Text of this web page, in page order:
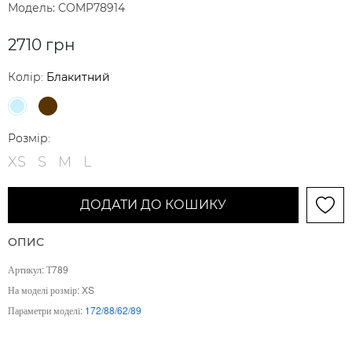
Модель: COMP78914
2710 грн
Колір: Блакитний
Розмір:
XS S M L
ДОДАТИ ДО КОШИКУ
ОПИС
Артикул: Т789
На моделі розмір: XS
Параметри моделі: 172/88/62/89